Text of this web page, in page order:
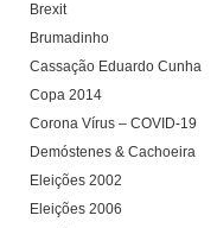
Brexit
Brumadinho
Cassação Eduardo Cunha
Copa 2014
Corona Vírus – COVID-19
Demóstenes & Cachoeira
Eleições 2002
Eleições 2006